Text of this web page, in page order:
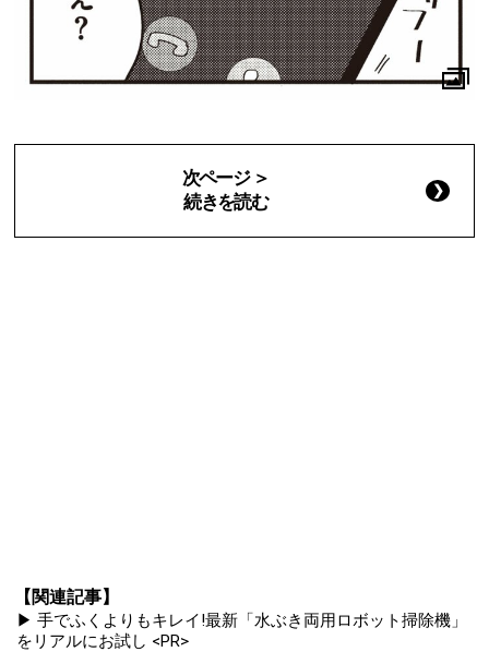
次ページ ＞
続きを読む
【関連記事】
▶ 手でふくよりもキレイ!最新「水ぶき両用ロボット掃除機」
をリアルにお試し <PR>